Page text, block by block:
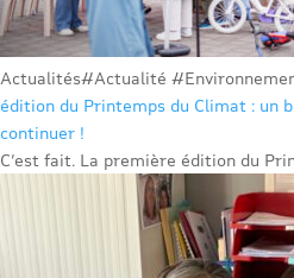
Actualités#Actualité
édition du Printemps du Climat : un
continuer !
C’est fait. La première édition du